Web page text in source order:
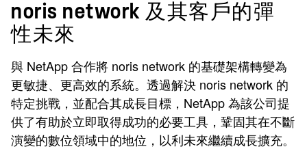
noris network 及其客戶的彈
性未來
與 NetApp 合作將 noris network 的基礎架構轉變為
更敏捷、 更高效的系統。透過解決 noris network 的
特定挑戰，並配合其成長目標，NetApp 為該公司提
供了有助於立即取得成功的必要工具，鞏固其在不斷
演變的數位領域中的地位，以利未來繼續成長擴充。